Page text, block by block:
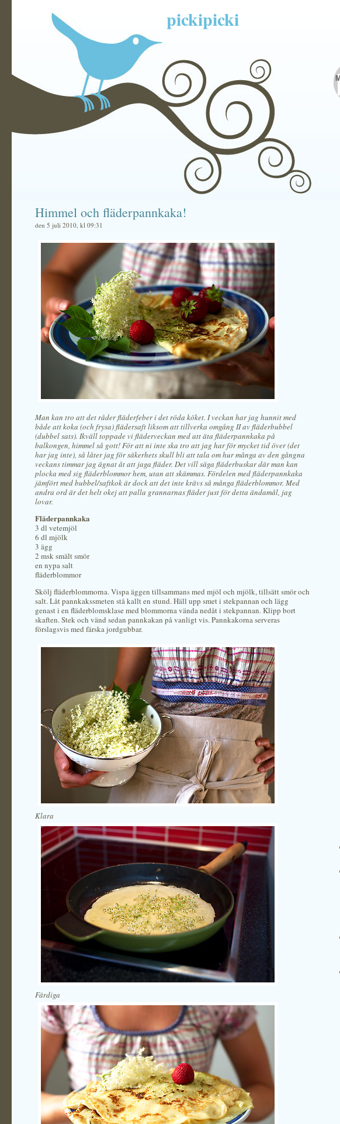
pickipicki
Himmel och fläderpannkaka!
den 5 juli 2010, kl 09:31
Man kan tro att det råder fläderfeber i det röda köket. I veckan har jag hunnit med
både att koka (och frysa) flädersaft liksom att tillverka omgång II av fläderbubbel
(dubbel sats). Ikväll toppade vi fläderveckan med att äta fläderpannkaka på
balkongen, himmel så gott! För att ni inte ska tro att jag har för mycket tid över (det
har jag inte), så låter jag för säkerhets skull bli att tala om hur många av den gångna
veckans timmar jag ägnat åt att jaga fläder. Det vill säga fläderbuskar där man kan
plocka med sig fläderblommor hem, utan att skämmas. Fördelen med fläderpannkaka
jämfört med bubbel/saftkok är dock att det inte krävs så många fläderblommor. Med
andra ord är det helt okej att palla grannarnas fläder just för detta ändamål, jag
lovar.
Fläderpannkaka
3 dl vetemjöl
6 dl mjölk
3 ägg
2 msk smält smör
en nypa salt
fläderblommor
Skölj fläderblommorna. Vispa äggen tillsammans med mjöl och mjölk, tillsätt smör och
salt. Låt pannkakssmeten stå kallt en stund. Häll upp smet i stekpannan och lägg
genast i en fläderblomsklase med blommorna vända nedåt i stekpannan. Klipp bort
skaften. Stek och vänd sedan pannkakan på vanligt vis. Pannkakorna serveras
förslagsvis med färska jordgubbar.
Klara
Färdiga